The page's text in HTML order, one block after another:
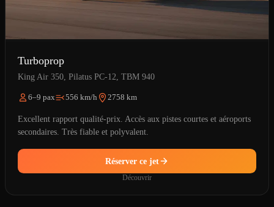
Turboprop
King Air 350, Pilatus PC-12, TBM 940
6–9 pax 556 km/h 2758 km
Excellent rapport qualité-prix. Accès aux pistes courtes et aéroports
secondaires. Très fiable et polyvalent.
Réserver ce jet
Découvrir